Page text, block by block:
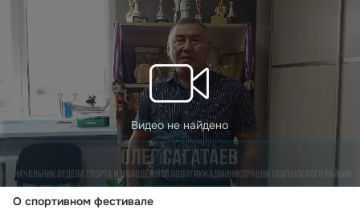
Видео не найдено
О спортивном фестивале